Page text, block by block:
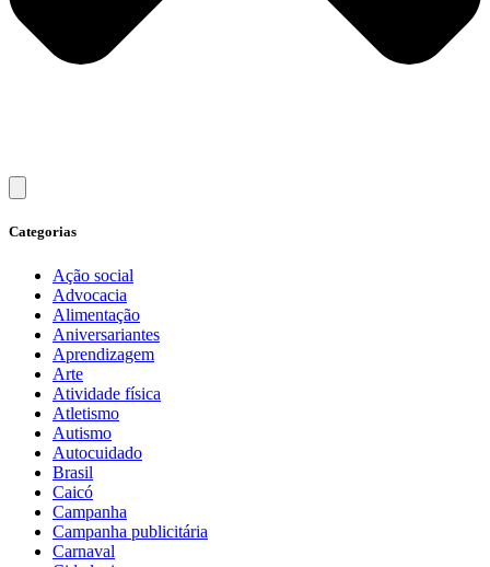
Categorias
Ação social
Advocacia
Alimentação
Aniversariantes
Aprendizagem
Arte
Atividade física
Atletismo
Autismo
Autocuidado
Brasil
Caicó
Campanha
Campanha publicitária
Carnaval